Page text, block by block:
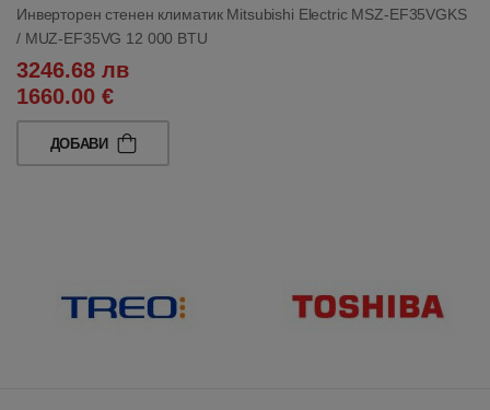
Инверторен стенен климатик Mitsubishi Electric MSZ-EF35VGKS
/ MUZ-EF35VG 12 000 BTU
3246.68 лв
1660.00 €
ДОБАВИ